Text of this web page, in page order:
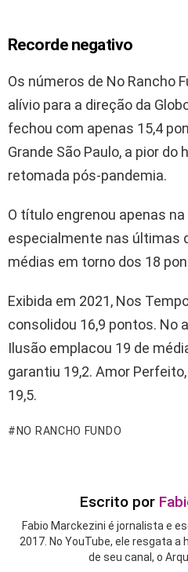
Recorde negativo
Os números de No Rancho
alívio para a direção da
fechou com apenas 15,4
Grande São Paulo, a pior do
retomada pós-pandemia.
O título engrenou apenas
especialmente nas últimas
médias em torno dos 18
Exibida em 2021, Nos
consolidou 16,9 pontos. No
Ilusão emplacou 19 de
garantiu 19,2. Amor
19,5.
NO RANCHO FUNDO
Escrito por
Fabio Marckezini é jornalista e
2017. No YouTube, ele resgata
de seu canal, o